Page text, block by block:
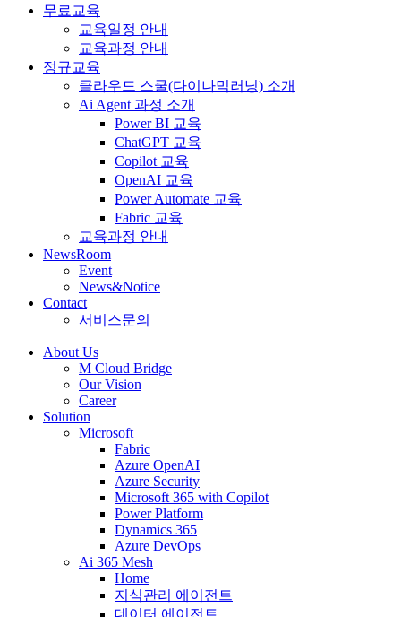
무료교육
교육일정 안내
교육과정 안내
정규교육
클라우드 스쿨(다이나믹러닝) 소개
Ai Agent 과정 소개
Power BI 교육
ChatGPT 교육
Copilot 교육
OpenAI 교육
Power Automate 교육
Fabric 교육
교육과정 안내
NewsRoom
Event
News&Notice
Contact
서비스문의
About Us
M Cloud Bridge
Our Vision
Career
Solution
Microsoft
Fabric
Azure OpenAI
Azure Security
Microsoft 365 with Copilot
Power Platform
Dynamics 365
Azure DevOps
Ai 365 Mesh
Home
지식관리 에이전트
데이터 에이전트